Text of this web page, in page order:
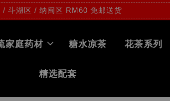
/ 斗湖区 / 纳闽区 RM60 免邮送货
家庭药材 糖水凉茶 花茶系列
精选配套